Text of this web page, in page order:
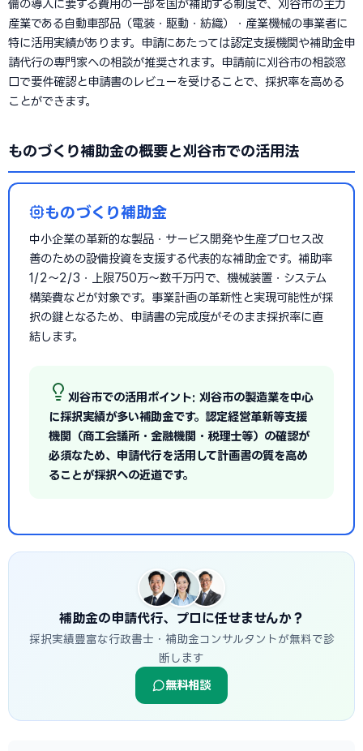
備の導入に要する費用の一部を国が補助する制度で、刈谷市の主力
産業である自動車部品（電装・駆動・紡織）・産業機械の事業者に
特に活用実績があります。申請にあたっては認定支援機関や補助金申
請代行の専門家への相談が推奨されます。申請前に刈谷市の相談窓
口で要件確認と申請書のレビューを受けることで、採択率を高める
ことができます。
ものづくり補助金の概要と刈谷市での活用法
ものづくり補助金
中小企業の革新的な製品・サービス開発や生産プロセス改
善のための設備投資を支援する代表的な補助金です。補助率
1/2〜2/3・上限750万〜数千万円で、機械装置・システム
構築費などが対象です。事業計画の革新性と実現可能性が採
択の鍵となるため、申請書の完成度がそのまま採択率に直
結します。
刈谷市での活用ポイント: 刈谷市の製造業を中心
に採択実績が多い補助金です。認定経営革新等支援
機関（商工会議所・金融機関・税理士等）の確認が
必須なため、申請代行を活用して計画書の質を高め
ることが採択への近道です。
補助金の申請代行、プロに任せませんか？
採択実績豊富な行政書士・補助金コンサルタントが無料で診
断します
無料相談